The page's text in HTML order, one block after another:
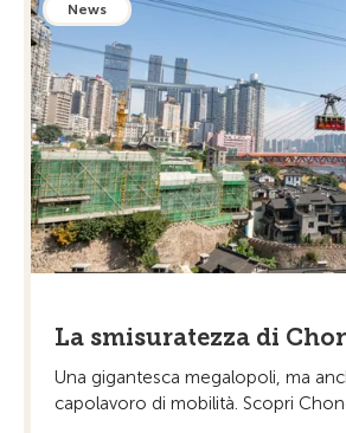
News
La smisuratezza di
Una gigantesca megalopoli, ma
capolavoro di mobilità. Scopri